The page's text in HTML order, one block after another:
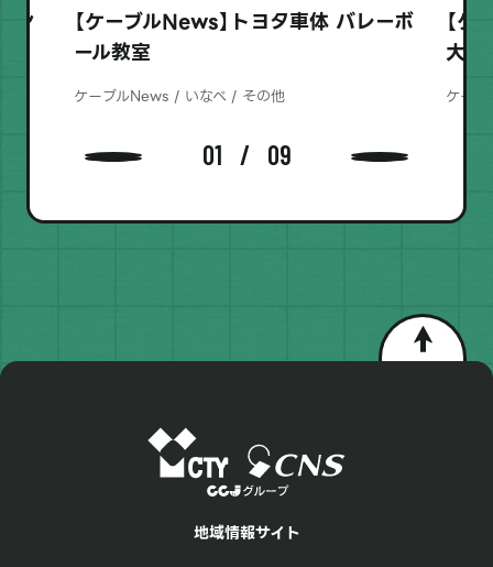
ン
【ケーブルNews】トヨタ車体 バレーボ
ール教室
ケーブルNews / いなべ / その他
【ケ
大会
ケー
01 09
地域情報サイト